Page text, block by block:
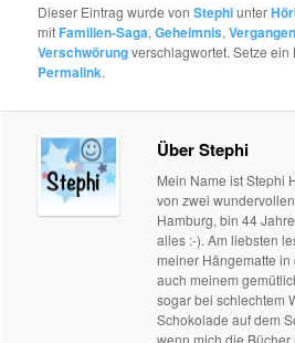
Dieser Eintrag wurde vonStephiunter
mit Familien-Saga,Geheimnis,
Verschwörungverschlagwortet. Setze
Permalink.
Über Stephi
Mein Name ist Stephi
von zwei
Hamburg, bin 44
alles :-). Am liebsten
meiner Hängematte
auch meinem
sogar bei schlechtem
Schokolade auf dem
wenn mich die